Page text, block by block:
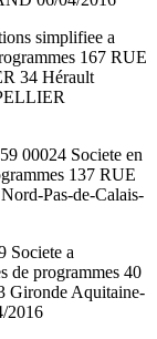
simplifiee a
167 RUE
34 Hérault
00024 Societe en
137 RUE
Pas-de-Calais-
Societe a
de programmes 40
Aquitaine-
2016